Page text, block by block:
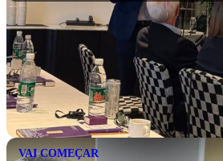
VAI COMEÇAR